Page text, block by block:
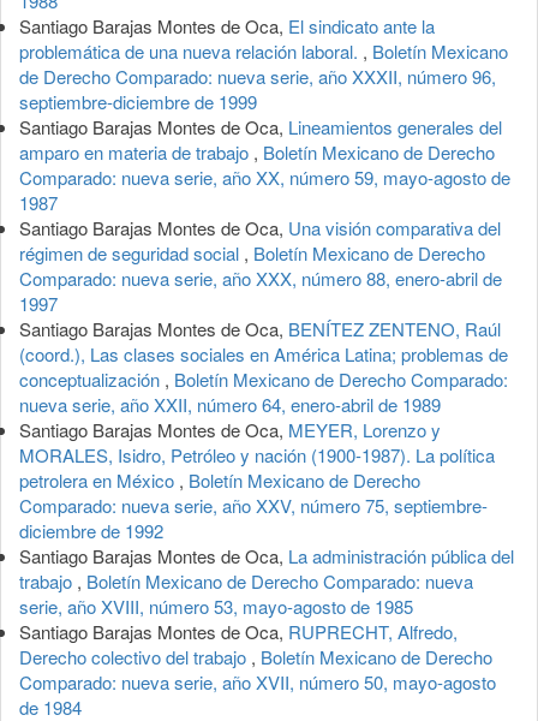
Santiago Barajas Montes de Oca, El sindicato ante la
problemática de una nueva relación laboral. , Boletín Mexicano
de Derecho Comparado: nueva serie, año XXXII, número 96,
septiembre-diciembre de 1999
Santiago Barajas Montes de Oca, Lineamientos generales del
amparo en materia de trabajo , Boletín Mexicano de Derecho
Comparado: nueva serie, año XX, número 59, mayo-agosto de
1987
Santiago Barajas Montes de Oca, Una visión comparativa del
régimen de seguridad social , Boletín Mexicano de Derecho
Comparado: nueva serie, año XXX, número 88, enero-abril de
1997
Santiago Barajas Montes de Oca, BENÍTEZ ZENTENO, Raúl
(coord.), Las clases sociales en América Latina; problemas de
conceptualización , Boletín Mexicano de Derecho Comparado:
nueva serie, año XXII, número 64, enero-abril de 1989
Santiago Barajas Montes de Oca, MEYER, Lorenzo y
MORALES, Isidro, Petróleo y nación (1900-1987). La política
petrolera en México , Boletín Mexicano de Derecho
Comparado: nueva serie, año XXV, número 75, septiembre-
diciembre de 1992
Santiago Barajas Montes de Oca, La administración pública del
trabajo , Boletín Mexicano de Derecho Comparado: nueva
serie, año XVIII, número 53, mayo-agosto de 1985
Santiago Barajas Montes de Oca, RUPRECHT, Alfredo,
Derecho colectivo del trabajo , Boletín Mexicano de Derecho
Comparado: nueva serie, año XVII, número 50, mayo-agosto
de 1984